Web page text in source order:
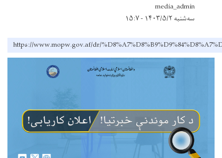
media_admin
سه‌شنبه ۱۴۰۳/۵/۲ - ۱۵:۷
https://www.mopw.gov.af/dr/